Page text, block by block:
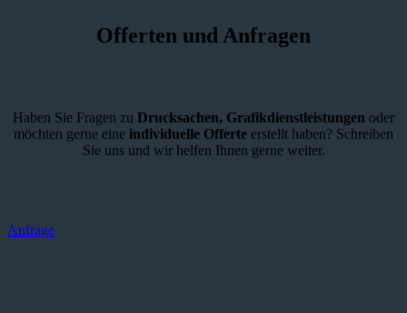
Offerten und Anfragen
Haben Sie Fragen zu Drucksachen, Grafikdienstleistungen oder
möchten gerne eine individuelle Offerte erstellt haben? Schreiben
Sie uns und wir helfen Ihnen gerne weiter.
Anfrage